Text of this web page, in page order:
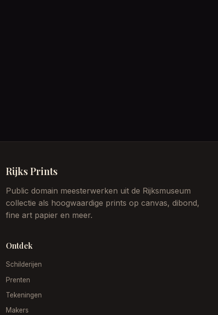
Rijks Prints
Public domain meesterwerken uit de Rijksmuseum
collectie als hoogwaardige prints op canvas, dibond,
fine art papier en meer.
Ontdek
Schilderijen
Prenten
Tekeningen
Makers